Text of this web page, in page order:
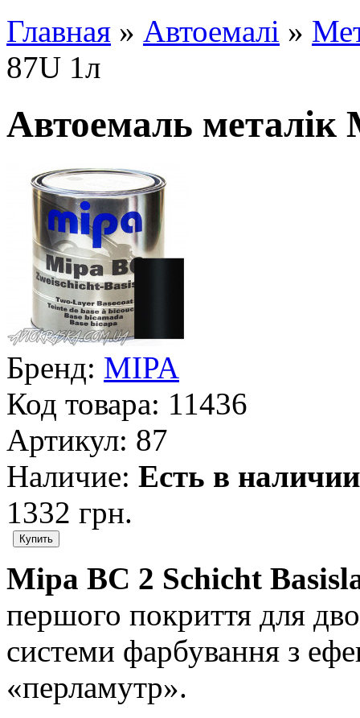
Главная » Автоемалі »
87U 1л
Автоемаль металік
Бренд: MIPA
Код товара: 11436
Артикул: 87
Наличие: Есть в наличии
1332 грн.
Mipa BC 2 Schicht
першого покриття для
системи фарбування з
«перламутр».